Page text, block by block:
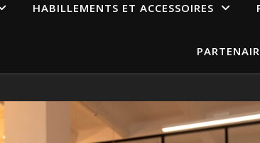
HABILLEMENTS ET ACCESSOIRES